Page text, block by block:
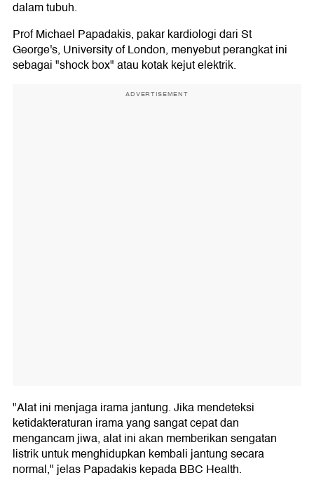
dalam tubuh.
Prof Michael Papadakis, pakar kardiologi dari St
George's, University of London, menyebut perangkat ini
sebagai "shock box" atau kotak kejut elektrik.
ADVERTISEMENT
"Alat ini menjaga irama jantung. Jika mendeteksi
ketidakteraturan irama yang sangat cepat dan
mengancam jiwa, alat ini akan memberikan sengatan
listrik untuk menghidupkan kembali jantung secara
normal," jelas Papadakis kepada BBC Health.